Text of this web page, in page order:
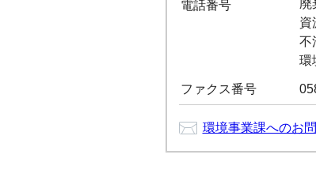
電話番号
廃
資
不
環
ファクス番号
環境事業課へのお